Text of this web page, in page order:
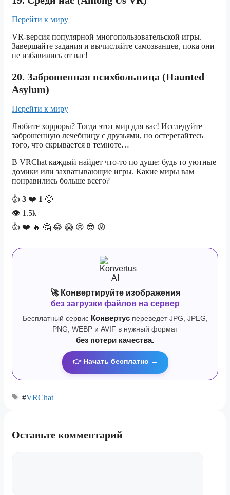
Перейти к миру
VR-версия популярной многопользовательской игры.
Завершайте задания и вычисляйте самозванцев, пока они
не избавились от вас!
20. Заброшенная психбольница (Haunted
Asylum)
Перейти к миру
Любите хорроры? Тогда этот мир для вас! Исследуйте
заброшенную лечебницу с друзьями, но остерегайтесь
того, что скрывается в темноте…
В VRChat каждый найдет что-то по душе: будь то уютные
домики или захватывающие игры. Какие миры вам
понравились больше всего?
👍 3 ❤️ 1 🙂+
👁 1.5k
👍 ❤️ 🔥 🤔 😂 😱 😢 😎 😡
🚀 Конвертируйте изображения
без загрузки файлов на сервер
Бесплатный сервис Конвертуспереведет JPG, JPEG,
PNG, WEBP и AVIF в нужный формат
без потери качества.
👉 Начать бесплатно →
#VRChat
Оставьте комментарий